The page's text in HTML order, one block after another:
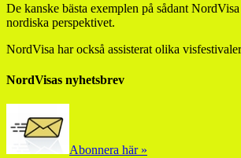
De kanske bästa exemplen på sådant
nordiska perspektivet.
NordVisa har också assisterat olika
NordVisas nyhetsbrev
Abonnera här »